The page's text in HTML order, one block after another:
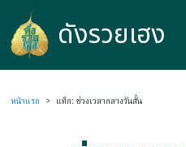
ดังรวยเฮง
ดังรวยเฮง
หน้าแรก > แท็ก: ช่วงเวลากลางวันสั้น